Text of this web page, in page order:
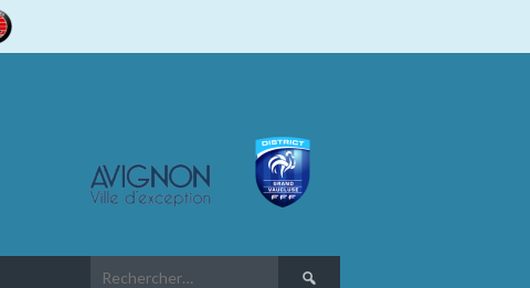
Rechercher :